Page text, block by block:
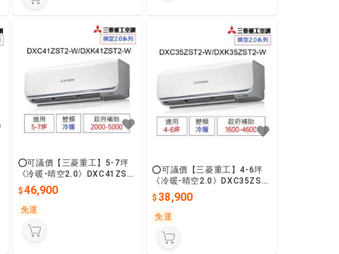
⭕可議價【三菱重工】5-7坪
《冷暖-晴空2.0》DXC41ZST
2-W/DXK41ZST2-W變頻一級
最省電
46,900
免運
⭕可議價【三菱重工】4-6坪
《冷暖-晴空2.0》DXC35ZST
2-W/DXK35ZST2-W變頻一級
最省電
38,900
免運